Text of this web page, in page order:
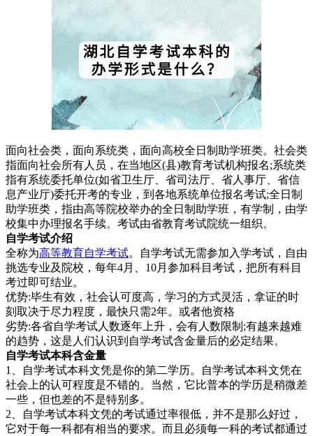
面向社会类，面向系统类，面向高校全日制助学班类。社会类
指面向社会所有人员，在当地区(县)教育考试机构报名;系统类
指有系统委托单位(如省卫生厅、省司法厅、省人事厅、省信
息产业厅)委托开考的专业，到各地系统单位报名考试;全日制
助学班类，指由高等院校举办的全日制助学班，有学制，由学
校集中办理报名手续。考试由省教育考试院统一组织。
自学考试介绍
全称为高等教育自学考试。自学考试无需参加入学考试，自由
挑选专业及院校，每年4月、10月参加科目考试，把所有科目
考过即可结业。
优势:毕生有效，社会认可度高，学习的方式灵活，拿证的时
刻取决于尽力程度，最快只需2年。或者他资格
劣势:各省自学考试人数逐年上升，会有人数限制;有越来越难
的趋势，这是人们认识到自学考试含金量后的必定结果。
自学考试本科含金量
1、自学考试本科文凭是你的第二学历。自学考试本科文凭在
社会上的认可程度是不错的。当然，它比普本的学历是稍微差
一些，但也差的不是特别多。
2、自学考试本科文凭的考试通过率很低，并不是那么好过，
它对于每一科都有相当的要求。而且必须每一科的考试都通过